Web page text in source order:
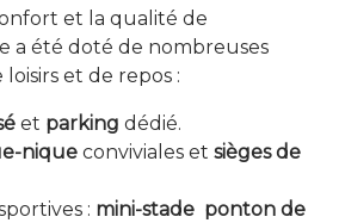
et la qualité de
a été doté de nombreuses
et de repos :
et parking dédié.
nique conviviales etsièges de
: mini-stade ponton de